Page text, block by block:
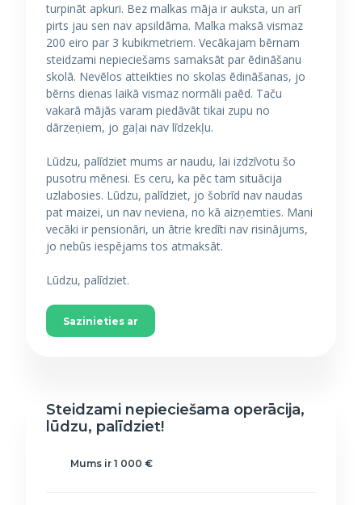
turpināt apkuri. Bez malkas māja ir auksta, un arī
pirts jau sen nav apsildāma. Malka maksā vismaz
200 eiro par 3 kubikmetriem. Vecākajam bērnam
steidzami nepieciešams samaksāt par ēdināšanu
skolā. Nevēlos atteikties no skolas ēdināšanas, jo
bērns dienas laikā vismaz normāli paēd. Taču
vakarā mājās varam piedāvāt tikai zupu no
dārzeņiem, jo gaļai nav līdzekļu.
Lūdzu, palīdziet mums ar naudu, lai izdzīvotu šo
pusotru mēnesi. Es ceru, ka pēc tam situācija
uzlabosies. Lūdzu, palīdziet, jo šobrīd nav naudas
pat maizei, un nav neviena, no kā aizņemties. Mani
vecāki ir pensionāri, un ātrie kredīti nav risinājums,
jo nebūs iespējams tos atmaksāt.
Lūdzu, palīdziet.
Sazinieties ar
Steidzami nepieciešama operācija,
lūdzu, palīdziet!
Mums ir 1 000 €